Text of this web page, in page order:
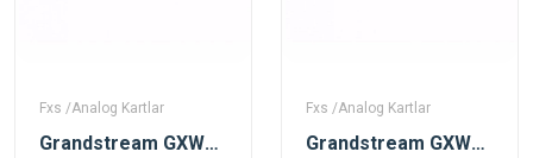
Fxs /Analog Kartlar
Grandstream GXW4232 Fxs Gateway VoIP Ağ Geçidi
Fxs /Analog Kartlar
Grandstream GXW4248 Fxs Gateway VoIP Ağ Geçidi